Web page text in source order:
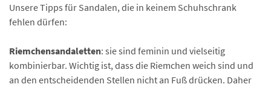
Unsere Tipps für Sandalen, die in keinem Schuhschrank
fehlen dürfen:
Riemchensandaletten: sie sind feminin und vielseitig
kombinierbar. Wichtig ist, dass die Riemchen weich sind und
an den entscheidenden Stellen nicht an Fuß drücken. Daher